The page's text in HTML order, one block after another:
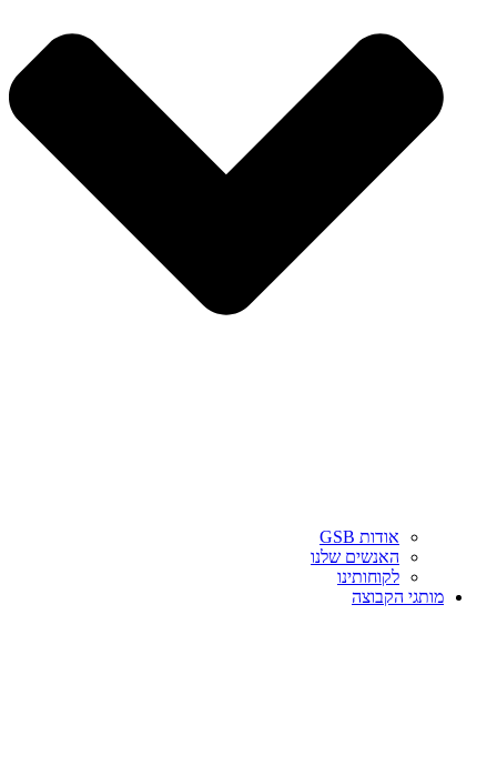
אודות GSB
האנשים שלנו
לקוחותינו
מותגי הקבוצה